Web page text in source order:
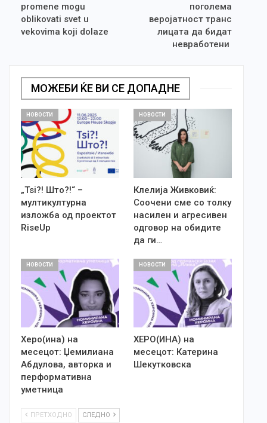
promene mogu
oblikovati svet u
vekovima koji dolaze
поголема
веројатност транс
лицата да бидат
невработени
МОЖЕБИ ЌЕ ВИ СЕ ДОПАДНЕ
НОВОСТИ
„Tsi?! Што?!“ –
мултикултурна
изложба од проектот
RiseUp
НОВОСТИ
Клелија Живковиќ:
Соочени сме со толку
насилен и агресивен
одговор на обидите
да ги…
НОВОСТИ
Херо(ина) на
месецот: Џемилиана
Абдулова, авторка и
перформативна
уметница
НОВОСТИ
ХЕРО(ИНА) на
месецот: Катерина
Шекутковска
ПРЕТХОДНО СЛЕДНО